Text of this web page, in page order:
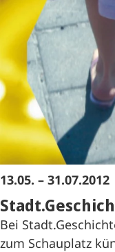
13.05. – 31.07.2012
Bei
zum Schauplatz